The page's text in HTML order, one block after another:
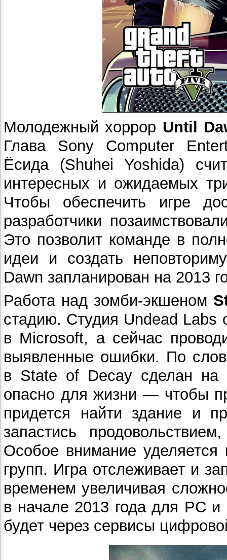
Молодежный хоррор Until
Глава Sony Computer
Ёсида (Shuhei Yoshida)
интересных и ожидаемых
Чтобы обеспечить игре
разработчики
Это позволит команде в
идеи и создать
Dawn запланирован на 2013
Работа над зомби-экшеном
стадию. Студия Undead Labs
в Microsoft, а сейчас
выявленные ошибки. По
в State of Decay сделан на
опасно для жизни — чтобы
придется найти здание и
запастись
Особое внимание
групп. Игра отслеживает и
временем увеличивая
в начале 2013 года для PC и
будет через сервисы